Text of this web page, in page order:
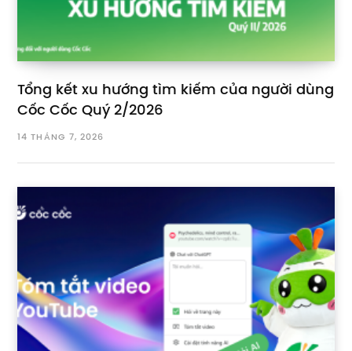
Tổng kết xu hướng tìm kiếm của người dùng
Cốc Cốc Quý 2/2026
14 THÁNG 7, 2026